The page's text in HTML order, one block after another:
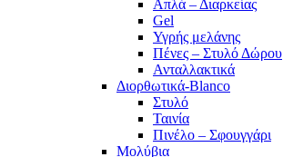
Απλά – Διαρκείας
Gel
Υγρής μελάνης
Πένες – Στυλό Δώρου
Ανταλλακτικά
Διορθωτικά-Blanco
Στυλό
Ταινία
Πινέλο – Σφουγγάρι
Μολύβια